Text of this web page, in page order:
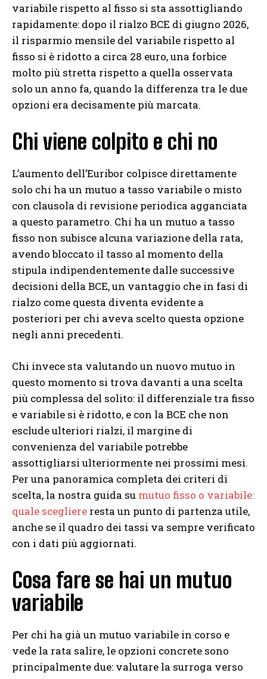
variabile rispetto al fisso si sta assottigliando
rapidamente: dopo il rialzo BCE di giugno 2026,
il risparmio mensile del variabile rispetto al
fisso si è ridotto a circa 28 euro, una forbice
molto più stretta rispetto a quella osservata
solo un anno fa, quando la differenza tra le due
opzioni era decisamente più marcata.
Chi viene colpito e chi no
L’aumento dell’Euribor colpisce direttamente
solo chi ha un mutuo a tasso variabile o misto
con clausola di revisione periodica agganciata
a questo parametro. Chi ha un mutuo a tasso
fisso non subisce alcuna variazione della rata,
avendo bloccato il tasso al momento della
stipula indipendentemente dalle successive
decisioni della BCE, un vantaggio che in fasi di
rialzo come questa diventa evidente a
posteriori per chi aveva scelto questa opzione
negli anni precedenti.
Chi invece sta valutando un nuovo mutuo in
questo momento si trova davanti a una scelta
più complessa del solito: il differenziale tra fisso
e variabile si è ridotto, e con la BCE che non
esclude ulteriori rialzi, il margine di
convenienza del variabile potrebbe
assottigliarsi ulteriormente nei prossimi mesi.
Per una panoramica completa dei criteri di
scelta, la nostra guida su mutuo fisso o variabile:
quale scegliere resta un punto di partenza utile,
anche se il quadro dei tassi va sempre verificato
con i dati più aggiornati.
Cosa fare se hai un mutuo
variabile
Per chi ha già un mutuo variabile in corso e
vede la rata salire, le opzioni concrete sono
principalmente due: valutare la surroga verso